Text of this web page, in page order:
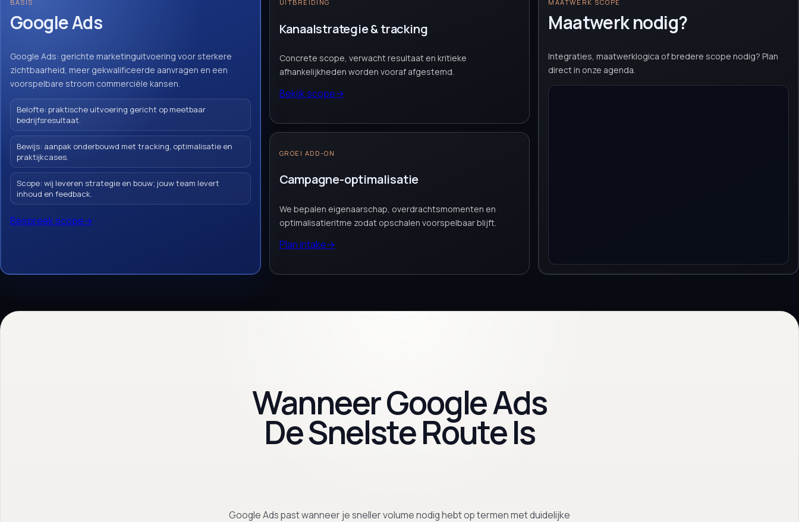
BASIS
Google Ads
Google Ads: gerichte marketinguitvoering voor sterkere
zichtbaarheid, meer gekwalificeerde aanvragen en een
voorspelbare stroom commerciële kansen.
Belofte: praktische uitvoering gericht op meetbaar
bedrijfsresultaat.
Bewijs: aanpak onderbouwd met tracking, optimalisatie en
praktijkcases.
Scope: wij leveren strategie en bouw; jouw team levert
inhoud en feedback.
Bespreek scope→
UITBREIDING
Kanaalstrategie & tracking
Concrete scope, verwacht resultaat en kritieke
afhankelijkheden worden vooraf afgestemd.
Bekijk scope→
GROEI ADD-ON
Campagne-optimalisatie
We bepalen eigenaarschap, overdrachtsmomenten en
optimalisatieritme zodat opschalen voorspelbaar blijft.
Plan intake→
MAATWERK SCOPE
Maatwerk nodig?
Integraties, maatwerklogica of bredere scope nodig? Plan
direct in onze agenda.
Wanneer Google Ads
De Snelste Route Is
Google Ads past wanneer je sneller volume nodig hebt op termen met duidelijke